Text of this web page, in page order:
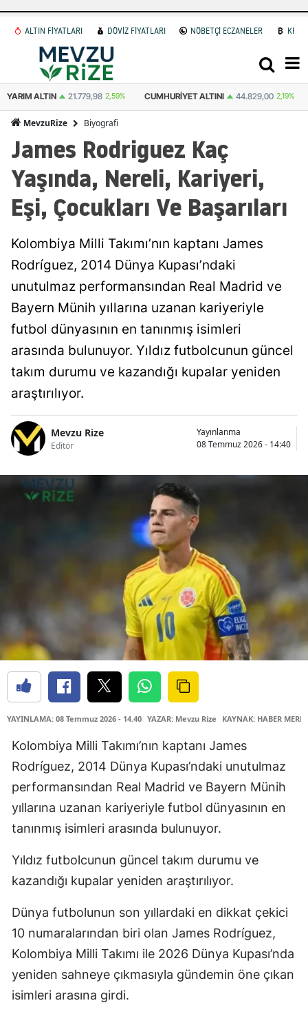
ALTIN FİYATLARI DÖVİZ FİYATLARI NÖBETÇİ ECZANELER
CUMHURIYET ALTINI 44.829,00 2,19% ATA ALTIN 44.531,00 2,59%
MevzuRize Biyografi
James Rodriguez Kaç
Yaşında, Nereli, Kariyeri,
Eşi, Çocukları Ve Başarıları
Kolombiya Milli Takımı’nın kaptanı James
Rodríguez, 2014 Dünya Kupası’ndaki
unutulmaz performansından Real Madrid ve
Bayern Münih yıllarına uzanan kariyeriyle
futbol dünyasının en tanınmış isimleri
arasında bulunuyor. Yıldız futbolcunun güncel
takım durumu ve kazandığı kupalar yeniden
araştırılıyor.
Mevzu Rize
Editör
Yayınlanma
08 Temmuz 2026 - 14:40
YAYINLAMA: 08 Temmuz 2026 - 14.40 YAZAR: Mevzu Rize KAYNAK: HABER
Kolombiya Milli Takımı’nın kaptanı James
Rodríguez, 2014 Dünya Kupası’ndaki unutulmaz
performansından Real Madrid ve Bayern Münih
yıllarına uzanan kariyeriyle futbol dünyasının en
tanınmış isimleri arasında bulunuyor.
Yıldız futbolcunun güncel takım durumu ve
kazandığı kupalar yeniden araştırılıyor.
Dünya futbolunun son yıllardaki en dikkat çekici
10 numaralarından biri olan James Rodríguez,
Kolombiya Milli Takımı ile 2026 Dünya Kupası’nda
yeniden sahneye çıkmasıyla gündemin öne çıkan
isimleri arasına girdi.